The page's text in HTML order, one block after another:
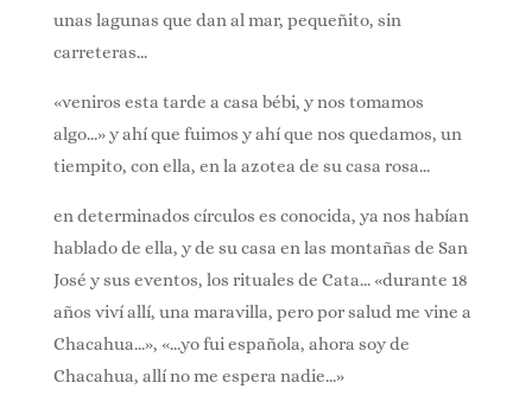
unas lagunas que dan al mar, pequeñito, sin
carreteras…
«veniros esta tarde a casa bébi, y nos tomamos
algo…» y ahí que fuimos y ahí que nos quedamos, un
tiempito, con ella, en la azotea de su casa rosa…
en determinados círculos es conocida, ya nos habían
hablado de ella, y de su casa en las montañas de San
José y sus eventos, los rituales de Cata… «durante 18
años viví allí, una maravilla, pero por salud me vine a
Chacahua…», «…yo fui española, ahora soy de
Chacahua, allí no me espera nadie…»